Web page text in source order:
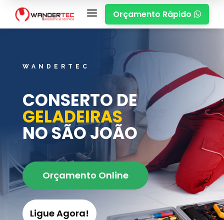
a Orçamento Rápido 
WANDERTEC
CONSERTO DE
GELADEIRAS
NO SÃO JOÃO
Orçamento Online
Ligue Agora!